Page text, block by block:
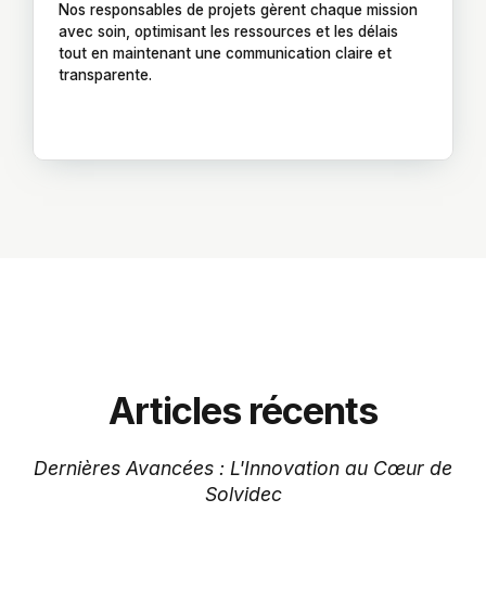
Nos responsables de projets gèrent chaque mission
avec soin, optimisant les ressources et les délais
tout en maintenant une communication claire et
transparente.
Articles récents
Dernières Avancées : L'Innovation au Cœur de
Solvidec